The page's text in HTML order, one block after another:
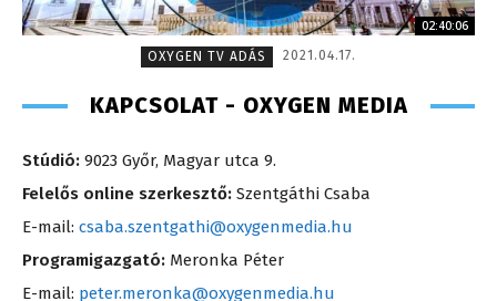
02:40:06
OXYGEN TV ADÁS
2021.04.17.
KAPCSOLAT - OXYGEN MEDIA
Stúdió: 9023 Győr, Magyar utca 9.
Felelős online szerkesztő: Szentgáthi Csaba
E-mail: csaba.szentgathi@oxygenmedia.hu
Programigazgató: Meronka Péter
E-mail: peter.meronka@oxygenmedia.hu